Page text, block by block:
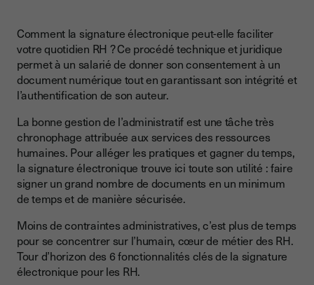
RH
3. La création de modèles RH pour signature électronique
4. Le tableau de bord de signature électronique RH
sur les documents RH
6. Le stockage des signatures électroniques RH
Signatures électroniques RH, ce qu’il faut retenir
Comment la signature électronique peut-elle faciliter
votre quotidien RH ? Ce procédé technique et juridique
permet à un salarié de donner son consentement à un
document numérique tout en garantissant son intégrité et
l’authentification de son auteur.
La bonne gestion de l’administratif est une tâche très
chronophage attribuée aux services des ressources
humaines. Pour alléger les pratiques et gagner du temps,
la signature électronique trouve ici toute son utilité : faire
signer un grand nombre de documents en un minimum
de temps et de manière sécurisée.
Moins de contraintes administratives, c’est plus de temps
pour se concentrer sur l’humain, cœur de métier des RH.
Tour d’horizon des 6 fonctionnalités clés de la signature
électronique pour les RH.